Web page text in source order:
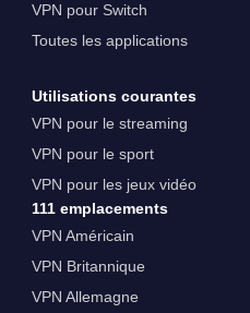
VPN pour Switch
Toutes les applications
Utilisations courantes
VPN pour le streaming
VPN pour le sport
VPN pour les jeux vidéo
111 emplacements
VPN Américain
VPN Britannique
VPN Allemagne